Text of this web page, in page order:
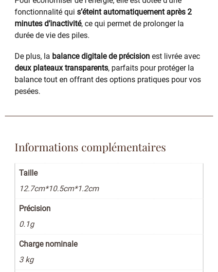
fonctionnalité qui s’éteint automatiquement après 2
minutes d’inactivité, ce qui permet de prolonger la
durée de vie des piles.
De plus, la balance digitale de précision est livrée avec
deux plateaux transparents, parfaits pour protéger la
balance tout en offrant des options pratiques pour vos
pesées.
Informations complémentaires
Taille
12.7cm*10.5cm*1.2cm
Précision
0.1g
Charge nominale
3 kg